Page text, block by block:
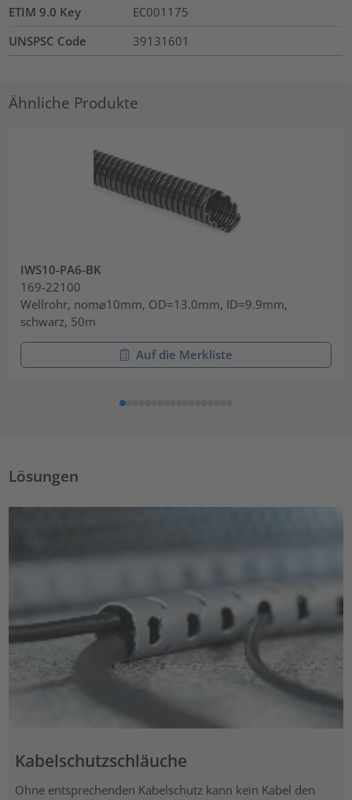
ETIM 9.0 Key
EC001175
UNSPSC Code
39131601
Ähnliche Produkte
IWS10-PA6-BK
169-22100
Wellrohr, nom⌀10mm, OD=13.0mm, ID=9.9mm,
schwarz, 50m
Auf die Merkliste
Lösungen
Kabelschutzschläuche
Ohne entsprechenden Kabelschutz kann kein Kabel den